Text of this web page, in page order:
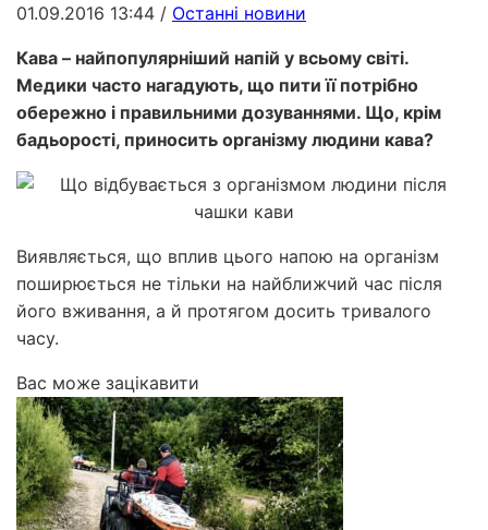
01.09.2016 13:44 / Останні новини
Кава – найпопулярніший напій у всьому світі.
Медики часто нагадують, що пити її потрібно
обережно і правильними дозуваннями. Що, крім
бадьорості, приносить організму людини кава?
Виявляється, що вплив цього напою на організм
поширюється не тільки на найближчий час після
його вживання, а й протягом досить тривалого
часу.
Вас може зацікавити